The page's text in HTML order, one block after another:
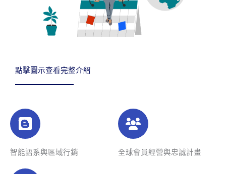
點擊圖示查看完整介紹
智能語系與區域行銷 全球會員經營與忠誠計畫